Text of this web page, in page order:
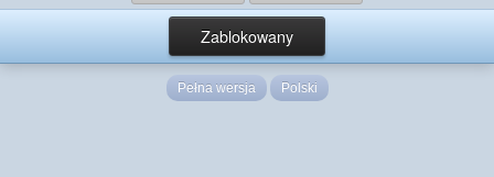
Zablokowany
Pełna wersja Polski